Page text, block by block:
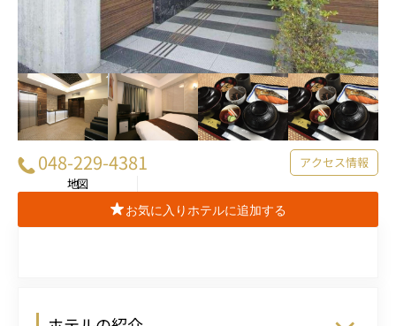
048-229-4381
アクセス情報
地図
お気に入りホテルに追加する